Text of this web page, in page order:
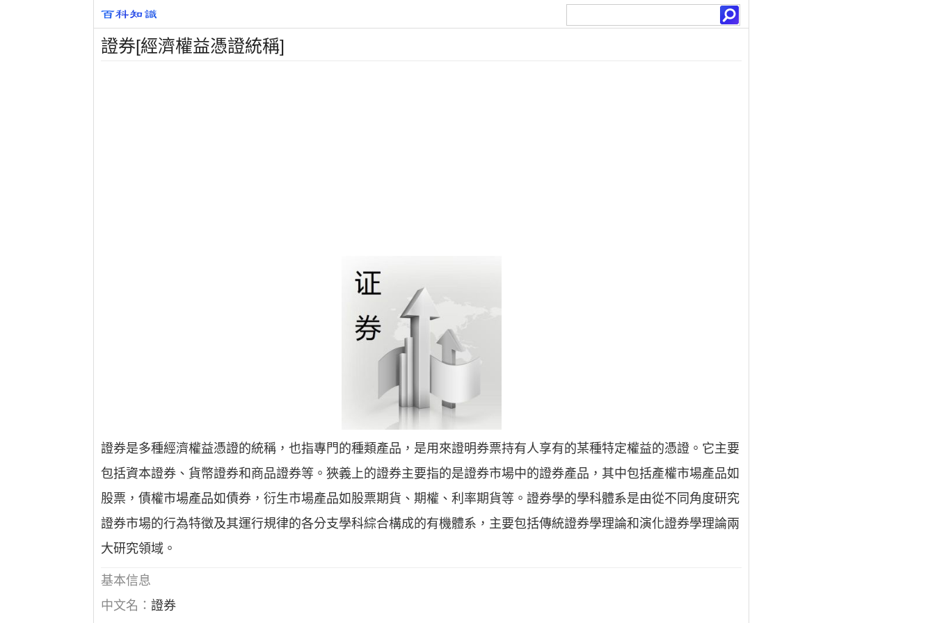
證券[經濟權益憑證統稱]
證券是多種經濟權益憑證的統稱，也指專門的種類產品，是用來證明券票持有人享有的某種特定權益的憑證。它主要
包括資本證券、貨幣證券和商品證券等。狹義上的證券主要指的是證券市場中的證券產品，其中包括產權市場產品如
股票，債權市場產品如債券，衍生市場產品如股票期貨、期權、利率期貨等。證券學的學科體系是由從不同角度研究
證券市場的行為特徵及其運行規律的各分支學科綜合構成的有機體系，主要包括傳統證券學理論和演化證券學理論兩
大研究領域。
基本信息
中文名：證券